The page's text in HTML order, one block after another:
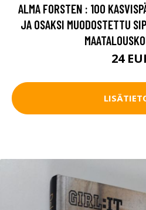
ALMA FORSTEN : 100
JA OSAKSI MUODOSTETTU
24